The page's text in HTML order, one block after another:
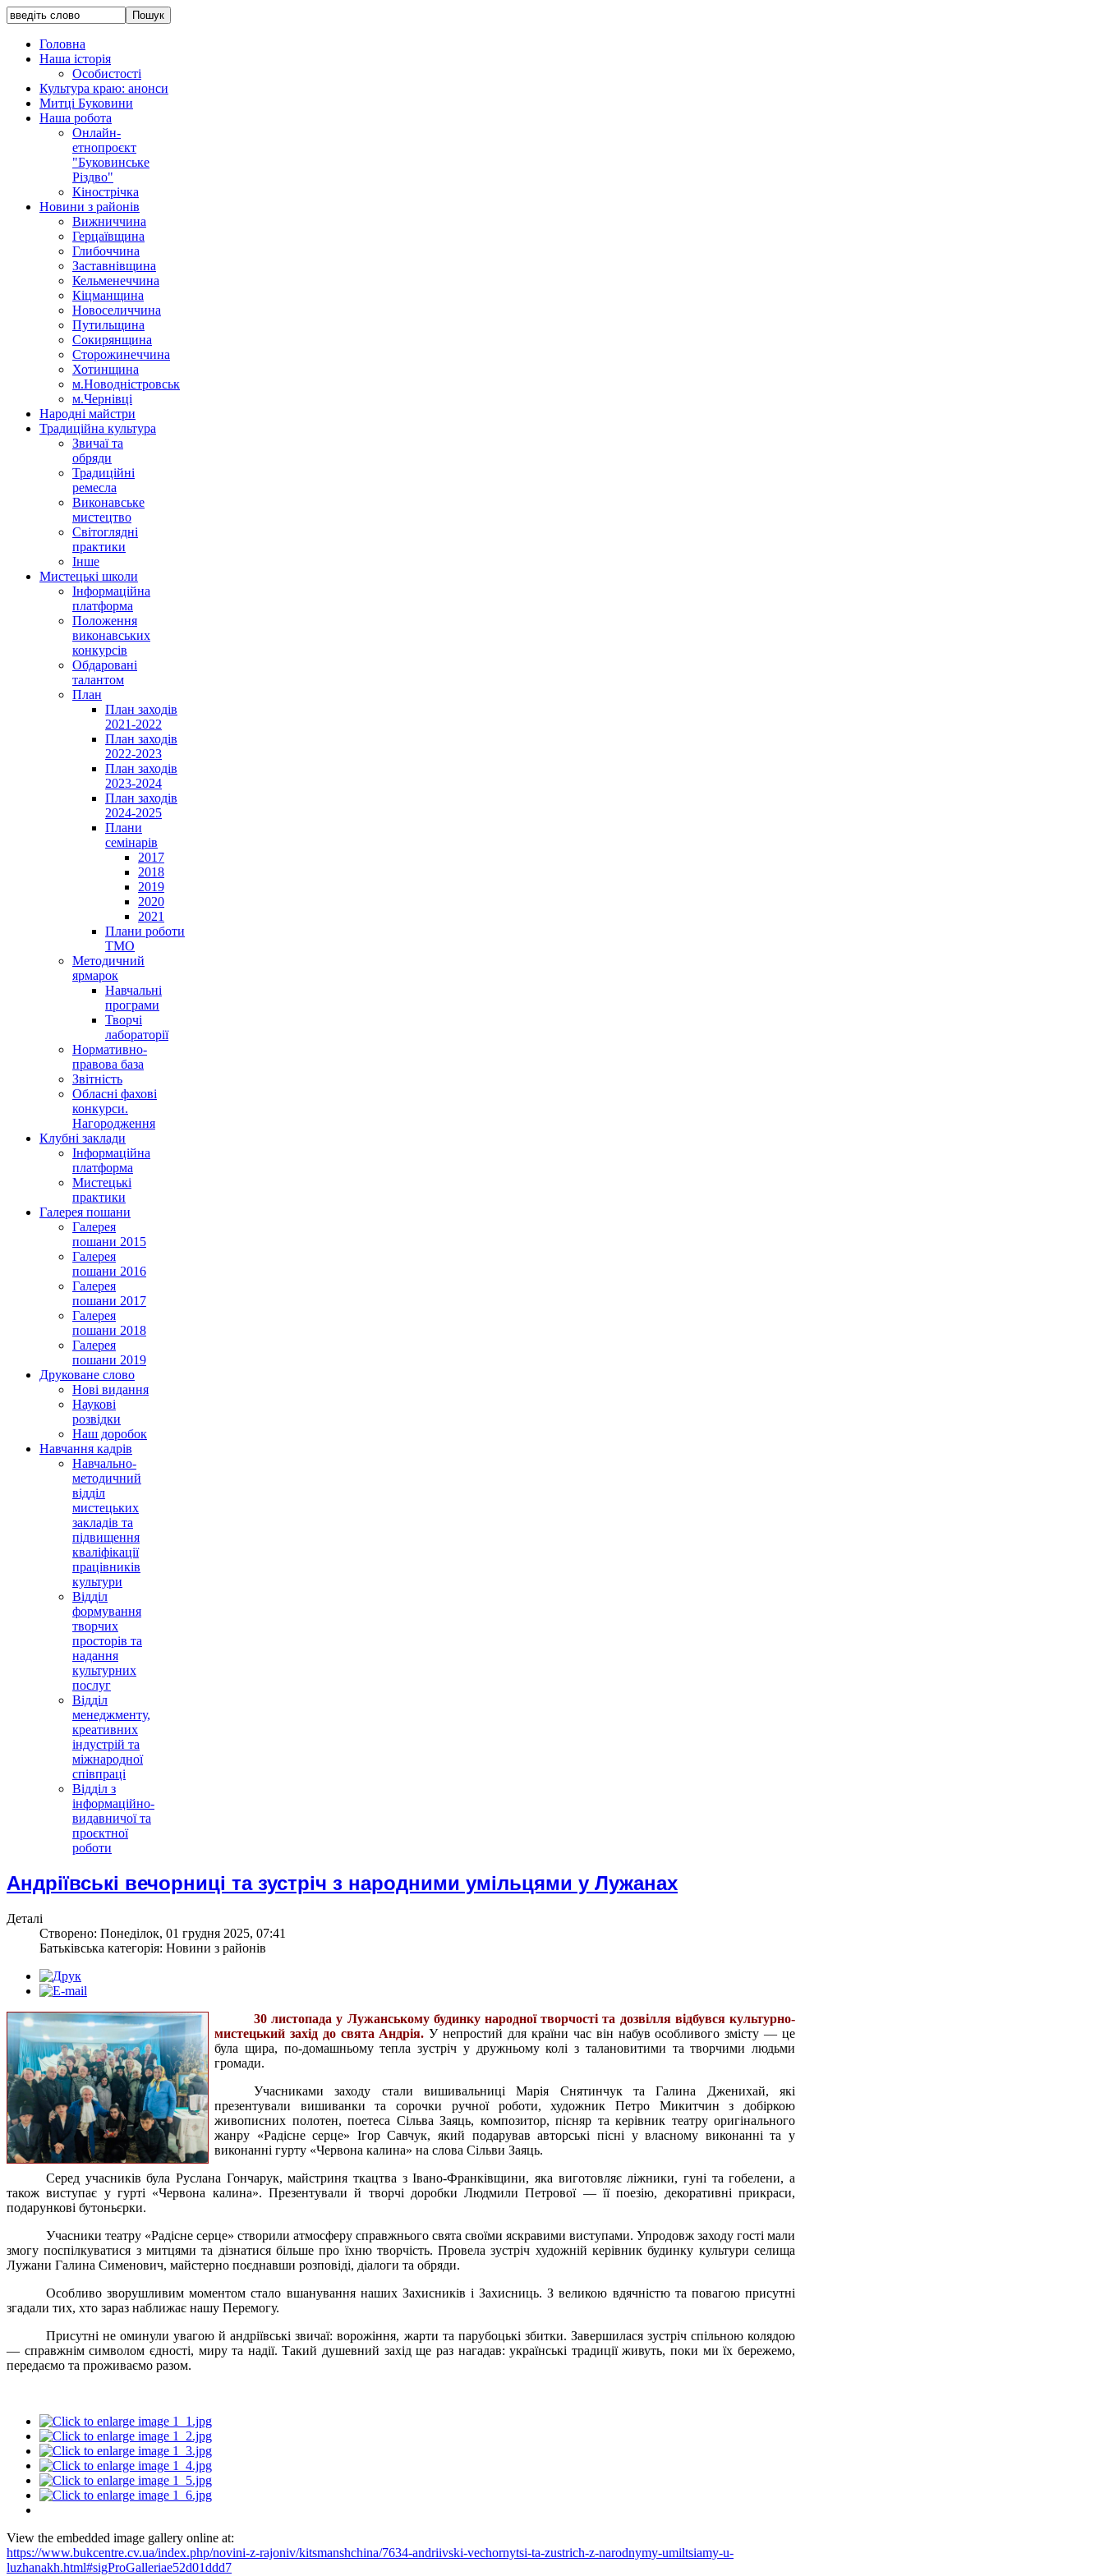
Головна
Наша історія
Особистості
Культура краю: анонси
Митці Буковини
Наша робота
Онлайн-
етнопроєкт
"Буковинське
Різдво"
Кінострічка
Новини з районів
Вижниччина
Герцаївщина
Глибоччина
Заставнівщина
Кельменеччина
Кіцманщина
Новоселиччина
Путильщина
Сокирянщина
Сторожинеччина
Хотинщина
м.Новодністровськ
м.Чернівці
Народні майстри
Традиційна культура
Звичаї та
обряди
Традиційні
ремесла
Виконавське
мистецтво
Світоглядні
практики
Інше
Мистецькі школи
Інформаційна
платформа
Положення
виконавських
конкурсів
Обдаровані
талантом
План
План заходів
2021-2022
План заходів
2022-2023
План заходів
2023-2024
План заходів
2024-2025
Плани
семінарів
2017
2018
2019
2020
2021
Плани роботи
ТМО
Методичний
ярмарок
Навчальні
програми
Творчі
лабораторії
Нормативно-
правова база
Звітність
Обласні фахові
конкурси.
Нагородження
Клубні заклади
Інформаційна
платформа
Мистецькі
практики
Галерея пошани
Галерея
пошани 2015
Галерея
пошани 2016
Галерея
пошани 2017
Галерея
пошани 2018
Галерея
пошани 2019
Друковане слово
Нові видання
Наукові
розвідки
Наш доробок
Навчання кадрів
Навчально-
методичний
відділ
мистецьких
закладів та
підвищення
кваліфікації
працівників
культури
Відділ
формування
творчих
просторів та
надання
культурних
послуг
Відділ
менеджменту,
креативних
індустрій та
міжнародної
співпраці
Відділ з
інформаційно-
видавничої та
проєктної
роботи
Андріївські вечорниці та зустріч з народними умільцями у Лужанах
Деталі
Створено: Понеділок, 01 грудня 2025, 07:41
Батьківська категорія: Новини з районів
30 листопада у Лужанському будинку народної творчості та дозвілля відбувся культурно-
мистецький захід до свята Андрія. У непростий для країни час він набув особливого змісту — це
була щира, по-домашньому тепла зустріч у дружньому колі з талановитими та творчими людьми
громади.
Учасниками заходу стали вишивальниці Марія Снятинчук та Галина Дженихай, які
презентували вишиванки та сорочки ручної роботи, художник Петро Микитчин з добіркою
живописних полотен, поетеса Сільва Заяць, композитор, пісняр та керівник театру оригінального
жанру «Радісне серце» Ігор Савчук, який подарував авторські пісні у власному виконанні та у
виконанні гурту «Червона калина» на слова Сільви Заяць.
Серед учасників була Руслана Гончарук, майстриня ткацтва з Івано-Франківщини, яка виготовляє ліжники, гуні та гобелени, а
також виступає у гурті «Червона калина». Презентували й творчі доробки Людмили Петрової — її поезію, декоративні прикраси,
подарункові бутоньєрки.
Учасники театру «Радісне серце» створили атмосферу справжнього свята своїми яскравими виступами. Упродовж заходу гості мали
змогу поспілкуватися з митцями та дізнатися більше про їхню творчість. Провела зустріч художній керівник будинку культури селища
Лужани Галина Сименович, майстерно поєднавши розповіді, діалоги та обряди.
Особливо зворушливим моментом стало вшанування наших Захисників і Захисниць. З великою вдячністю та повагою присутні
згадали тих, хто зараз наближає нашу Перемогу.
Присутні не оминули увагою й андріївські звичаї: ворожіння, жарти та парубоцькі збитки. Завершилася зустріч спільною колядою
— справжнім символом єдності, миру та надії. Такий душевний захід ще раз нагадав: українські традиції живуть, поки ми їх бережемо,
передаємо та проживаємо разом.
View the embedded image gallery online at:
https://www.bukcentre.cv.ua/index.php/novini-z-rajoniv/kitsmanshchina/7634-andriivski-vechornytsi-ta-zustrich-z-narodnymy-umiltsiamy-u-
luzhanakh.html#sigProGalleriae52d01ddd7